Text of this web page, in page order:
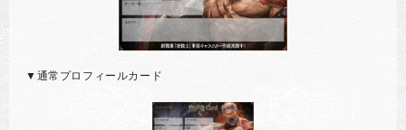
▼通常プロフィールカード